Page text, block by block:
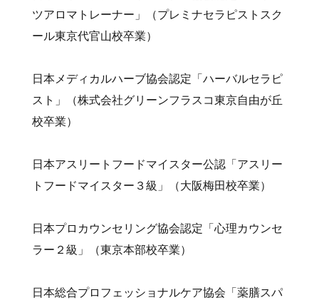
ツアロマトレーナー」（プレミナセラピストスク
ール東京代官山校卒業）
日本メディカルハーブ協会認定「ハーバルセラピ
スト」（株式会社グリーンフラスコ東京自由が丘
校卒業）
日本アスリートフードマイスター公認「アスリー
トフードマイスター３級」（大阪梅田校卒業）
日本プロカウンセリング協会認定「心理カウンセ
ラー２級」（東京本部校卒業）
日本総合プロフェッショナルケア協会「薬膳スパ